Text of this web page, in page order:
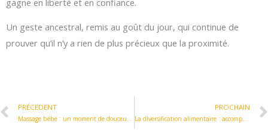
Un geste ancestral, remis au goût du jour, qui continue de
prouver qu’il n’y a rien de plus précieux que la proximité.
Prev
PRÉCEDENT
Massage bébé : un moment de douceur et de complicité
PROCHAIN
La diversification alimentaire : accompagner bébé dans la découverte des saveurs